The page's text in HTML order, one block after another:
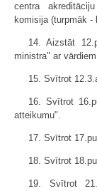
centra
komisija (turpmāk -
14. Aizstāt
ministra" ar
15. Svītrot
16. Svītrot
atteikumu".
17. Svītrot
18. Svītrot
19. Svītrot